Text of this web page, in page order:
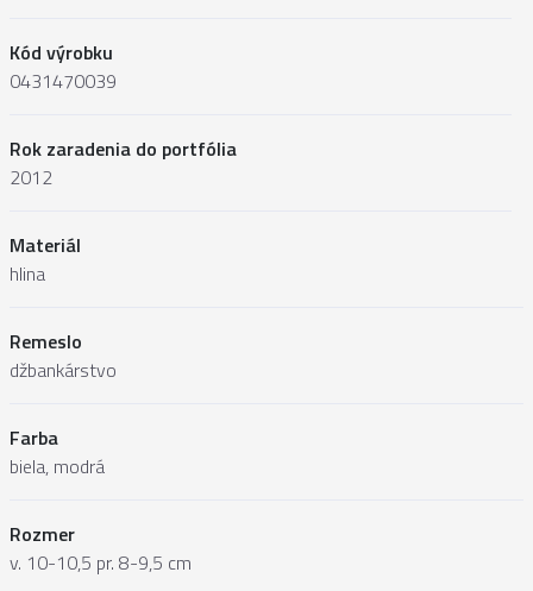
Kód výrobku
0431470039
Rok zaradenia do portfólia
2012
Materiál
hlina
Remeslo
džbankárstvo
Farba
biela, modrá
Rozmer
v. 10-10,5 pr. 8-9,5 cm